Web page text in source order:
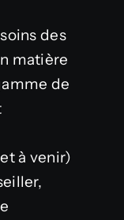
des
matière
de
à venir)